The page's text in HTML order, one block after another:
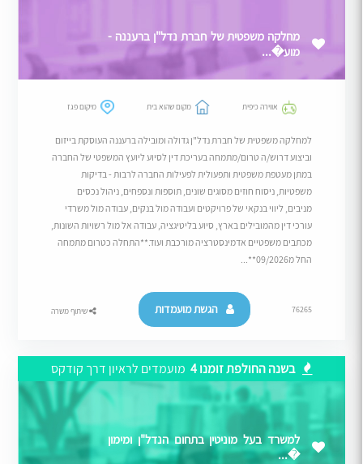
מחלקה משפטית של חברת נדל"ן ברעננה -
מוע�...
אווירה כיפית מקום שהוא בית מיקום פגז
למחלקה משפטית של חברת נדל"ן גדולה ומובילה ברעננה העוסקת בייזום
וביצוע דרוש/ה טרום/מתמחה בעריכת דין לסיוע ליועץ המשפטי של החברה
במתן מעטפת משפטית ותפעולית לפעילות החברה לרבות - בדיקות
משפטיות, ניסוח חוזים מסוגים שונים, תוספות ונספחים, ניהול נכסים
מניבים, ליווי בנקאי של פרויקטים ועבודה מול בנקים, עבודה מול משרדי
עורכי דין מהמובילים בארץ, סיוע בליטיגציה, עבודה אל מול רשויות השונות,
מכתבים משפטיים אדמינסטרציה מורכבת ועוד.**התחלה כטרום מתמחה
החל מ09/2026**...
76265 הגשת מועמדות שיתוף משרה
בשנה החולפת זומנו 4 מועמדים לראיון דרך קודקס
למשרד בעל מוניטין בתחום הנדל"ן ומימון
�...